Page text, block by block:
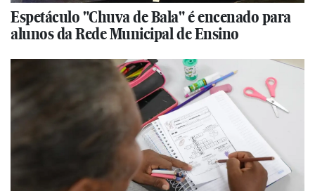
Espetáculo "Chuva de Bala" é encenado para
alunos da Rede Municipal de Ensino